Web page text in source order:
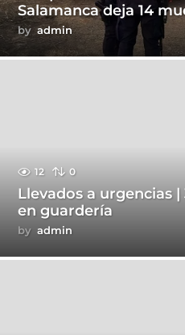
Salamanca deja 14
by admin
12 0
Llevados a urgencias
en guardería
by admin